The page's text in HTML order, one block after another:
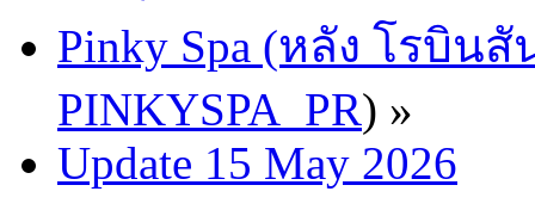
Pinky Spa (หลัง โรบิน
PINKYSPA_PR) »
Update 15 May 2026